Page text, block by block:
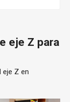
eje Z para
eje Z en